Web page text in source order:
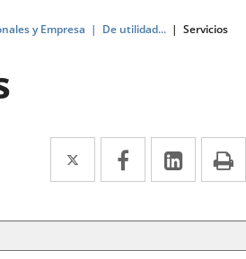
y Empresa De utilidad... Servicios
Twitter
Enlace
a
una
aplicación
Facebook
Enlace
a
una
aplicación
Enlace
a
una